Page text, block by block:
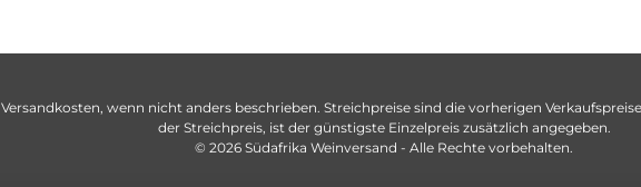
Versandkosten, wenn nicht anders beschrieben. Streichpreise sind die vorherigen
der Streichpreis, ist der günstigste Einzelpreis zusätzlich angegeben.
© 2026 Südafrika Weinversand - Alle Rechte vorbehalten.